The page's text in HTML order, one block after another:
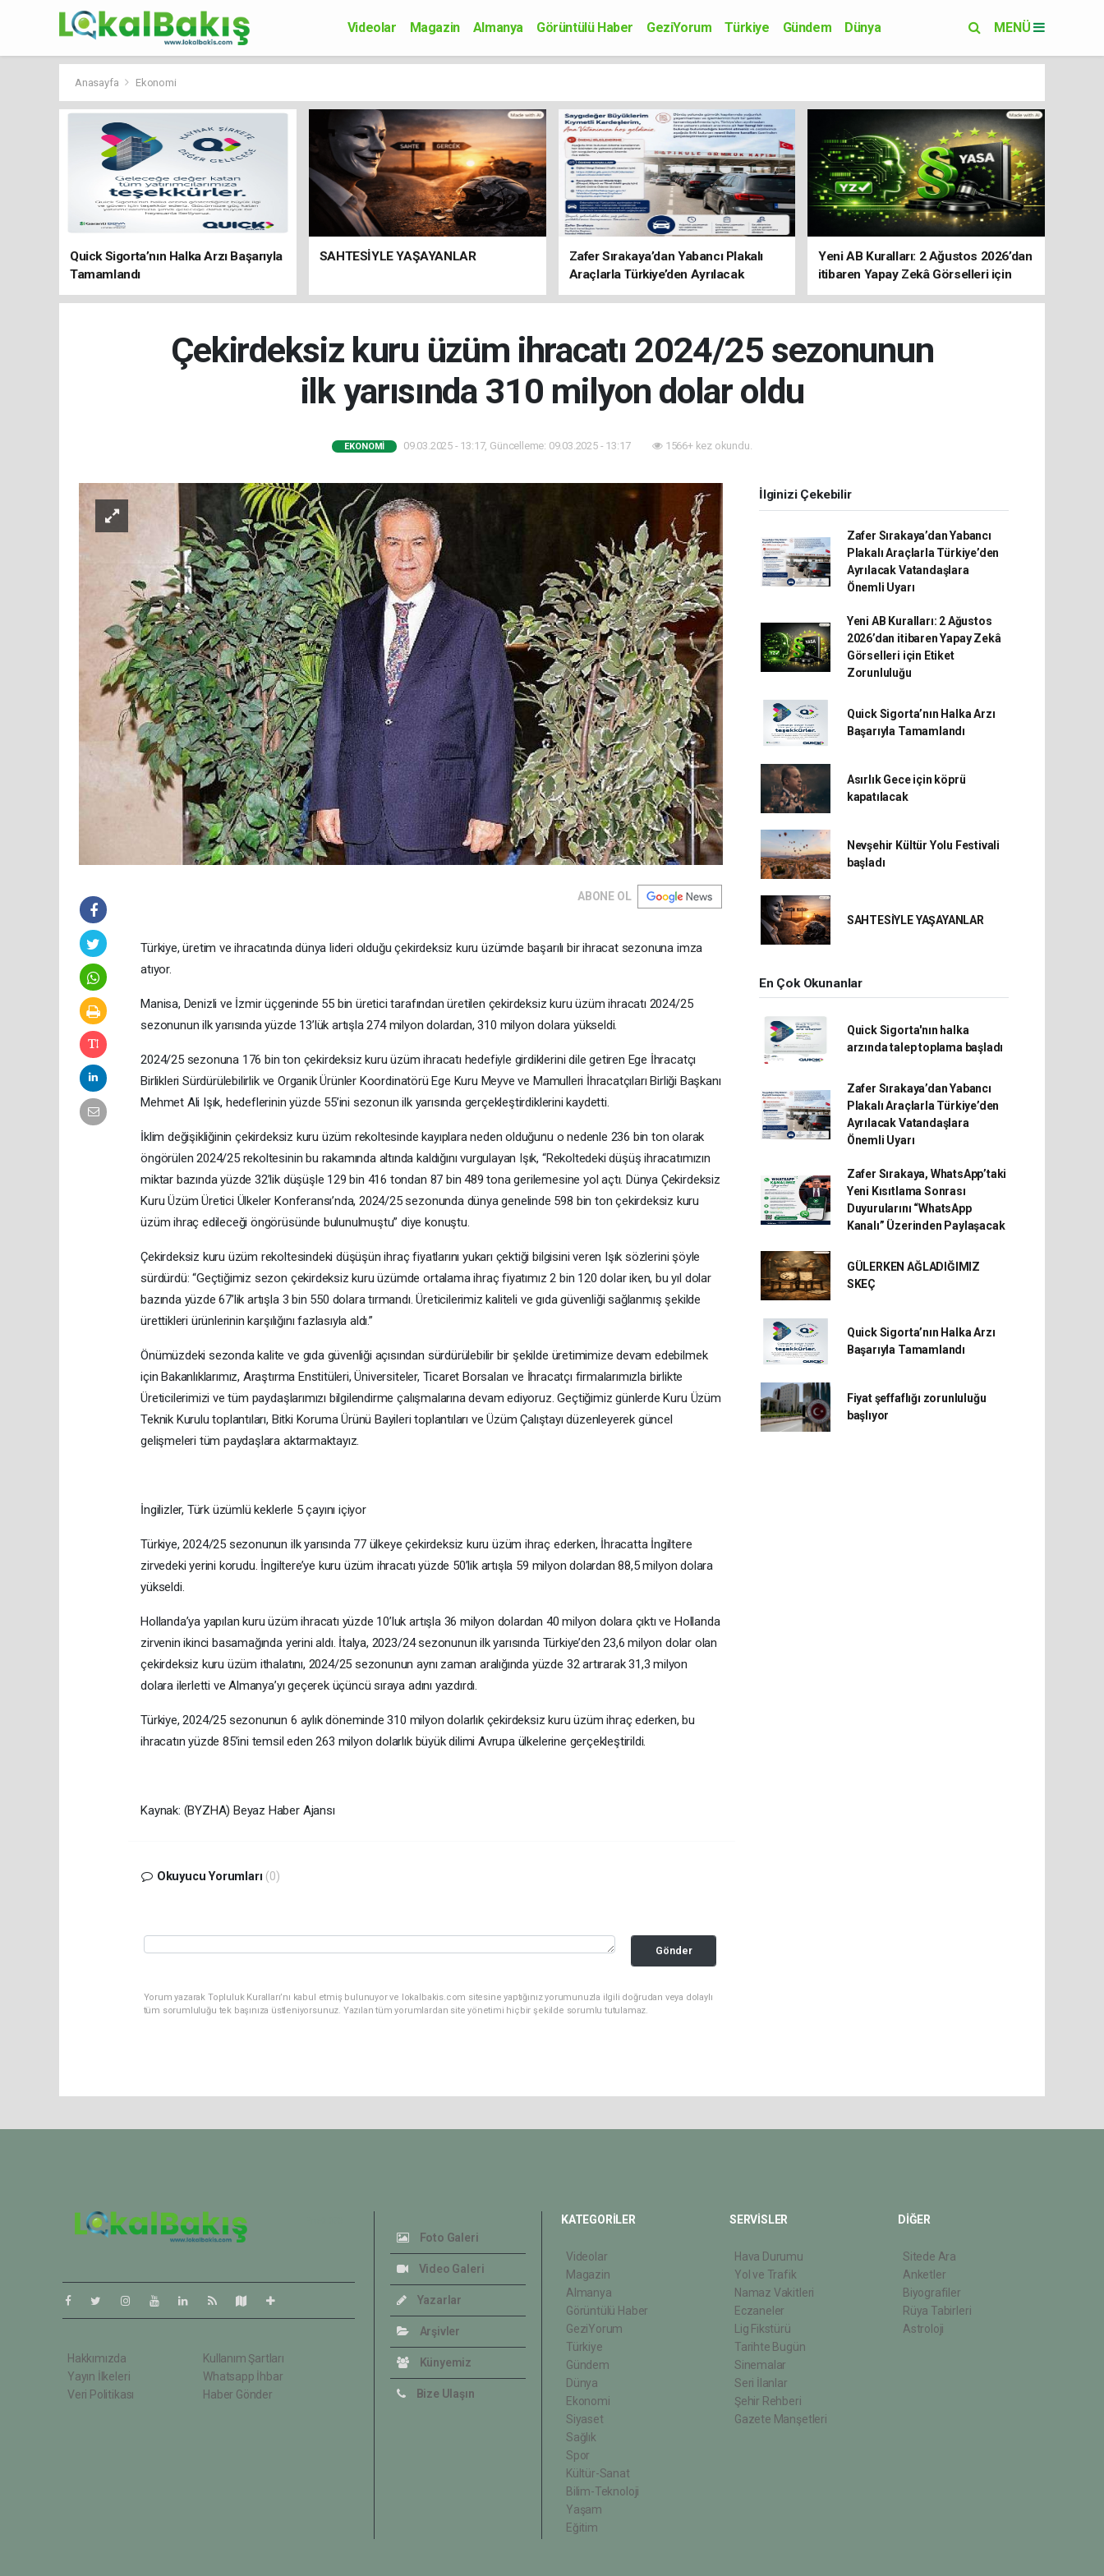
Videolar Magazin Almanya Görüntülü Haber GeziYorum Türkiye Gündem
Dünya
MENÜ
Anasayfa Ekonomi
Quick Sigorta’nın Halka Arzı Başarıyla
Tamamlandı
SAHTESİYLE YAŞAYANLAR
Zafer Sırakaya’dan Yabancı Plakalı
Araçlarla Türkiye’den Ayrılacak
Vatandaşlara Önemli Uyarı
Yeni AB Kuralları: 2 Ağustos 2026’dan
itibaren Yapay Zekâ Görselleri için
Etiket Zorunluluğu
Çekirdeksiz kuru üzüm ihracatı 2024/25 sezonunun
ilk yarısında 310 milyon dolar oldu
EKONOMI 09.03.2025 - 13:17, Güncelleme: 09.03.2025 - 13:17 1566+ kez okundu.
ABONE OL
Türkiye, üretim ve ihracatında dünya lideri olduğu çekirdeksiz kuru üzümde başarılı bir ihracat sezonuna imza
atıyor.
Manisa, Denizli ve İzmir üçgeninde 55 bin üretici tarafından üretilen çekirdeksiz kuru üzüm ihracatı 2024/25
sezonunun ilk yarısında yüzde 13’lük artışla 274 milyon dolardan, 310 milyon dolara yükseldi.
2024/25 sezonuna 176 bin ton çekirdeksiz kuru üzüm ihracatı hedefiyle girdiklerini dile getiren Ege İhracatçı
Birlikleri Sürdürülebilirlik ve Organik Ürünler Koordinatörü Ege Kuru Meyve ve Mamulleri İhracatçıları Birliği Başkanı
Mehmet Ali Işık, hedeflerinin yüzde 55’ini sezonun ilk yarısında gerçekleştirdiklerini kaydetti.
İklim değişikliğinin çekirdeksiz kuru üzüm rekoltesinde kayıplara neden olduğunu o nedenle 236 bin ton olarak
öngörülen 2024/25 rekoltesinin bu rakamında altında kaldığını vurgulayan Işık, “Rekoltedeki düşüş ihracatımızın
miktar bazında yüzde 32’lik düşüşle 129 bin 416 tondan 87 bin 489 tona gerilemesine yol açtı. Dünya Çekirdeksiz
Kuru Üzüm Üretici Ülkeler Konferansı’nda, 2024/25 sezonunda dünya genelinde 598 bin ton çekirdeksiz kuru
üzüm ihraç edileceği öngörüsünde bulunulmuştu” diye konuştu.
Çekirdeksiz kuru üzüm rekoltesindeki düşüşün ihraç fiyatlarını yukarı çektiği bilgisini veren Işık sözlerini şöyle
sürdürdü: “Geçtiğimiz sezon çekirdeksiz kuru üzümde ortalama ihraç fiyatımız 2 bin 120 dolar iken, bu yıl dolar
bazında yüzde 67’lik artışla 3 bin 550 dolara tırmandı. Üreticilerimiz kaliteli ve gıda güvenliği sağlanmış şekilde
ürettikleri ürünlerinin karşılığını fazlasıyla aldı.”
Önümüzdeki sezonda kalite ve gıda güvenliği açısından sürdürülebilir bir şekilde üretimimize devam edebilmek
için Bakanlıklarımız, Araştırma Enstitüleri, Üniversiteler, Ticaret Borsaları ve İhracatçı firmalarımızla birlikte
Üreticilerimizi ve tüm paydaşlarımızı bilgilendirme çalışmalarına devam ediyoruz. Geçtiğimiz günlerde Kuru Üzüm
Teknik Kurulu toplantıları, Bitki Koruma Ürünü Bayileri toplantıları ve Üzüm Çalıştayı düzenleyerek güncel
gelişmeleri tüm paydaşlara aktarmaktayız.
İngilizler, Türk üzümlü keklerle 5 çayını içiyor
Türkiye, 2024/25 sezonunun ilk yarısında 77 ülkeye çekirdeksiz kuru üzüm ihraç ederken, İhracatta İngiltere
zirvedeki yerini korudu. İngiltere’ye kuru üzüm ihracatı yüzde 50’lik artışla 59 milyon dolardan 88,5 milyon dolara
yükseldi.
Hollanda’ya yapılan kuru üzüm ihracatı yüzde 10’luk artışla 36 milyon dolardan 40 milyon dolara çıktı ve Hollanda
zirvenin ikinci basamağında yerini aldı. İtalya, 2023/24 sezonunun ilk yarısında Türkiye’den 23,6 milyon dolar olan
çekirdeksiz kuru üzüm ithalatını, 2024/25 sezonunun aynı zaman aralığında yüzde 32 artırarak 31,3 milyon
dolara ilerletti ve Almanya’yı geçerek üçüncü sıraya adını yazdırdı.
Türkiye, 2024/25 sezonunun 6 aylık döneminde 310 milyon dolarlık çekirdeksiz kuru üzüm ihraç ederken, bu
ihracatın yüzde 85’ini temsil eden 263 milyon dolarlık büyük dilimi Avrupa ülkelerine gerçekleştirildi.
Kaynak: (BYZHA) Beyaz Haber Ajansı
Okuyucu Yorumları (0)
Gönder
Yorum yazarak Topluluk Kuralları’nı kabul etmiş bulunuyor ve lokalbakis.com sitesine yaptığınız yorumunuzla ilgili doğrudan veya dolaylı
tüm sorumluluğu tek başınıza üstleniyorsunuz. Yazılan tüm yorumlardan site yönetimi hiçbir şekilde sorumlu tutulamaz.
İlginizi Çekebilir
Zafer Sırakaya’dan Yabancı
Plakalı Araçlarla Türkiye’den
Ayrılacak Vatandaşlara
Önemli Uyarı
Yeni AB Kuralları: 2 Ağustos
2026’dan itibaren Yapay Zekâ
Görselleri için Etiket
Zorunluluğu
Quick Sigorta’nın Halka Arzı
Başarıyla Tamamlandı
Asırlık Gece için köprü
kapatılacak
Nevşehir Kültür Yolu Festivali
başladı
SAHTESİYLE YAŞAYANLAR
En Çok Okunanlar
Quick Sigorta'nın halka
arzında talep toplama başladı
Zafer Sırakaya’dan Yabancı
Plakalı Araçlarla Türkiye’den
Ayrılacak Vatandaşlara
Önemli Uyarı
Zafer Sırakaya, WhatsApp’taki
Yeni Kısıtlama Sonrası
Duyurularını “WhatsApp
Kanalı” Üzerinden Paylaşacak
GÜLERKEN AĞLADIĞIMIZ
SKEÇ
Quick Sigorta’nın Halka Arzı
Başarıyla Tamamlandı
Fiyat şeffaflığı zorunluluğu
başlıyor
Hakkımızda
Yayın İlkeleri
Veri Politikası
Kullanım Şartları
Whatsapp İhbar
Haber Gönder
Foto Galeri
Video Galeri
Yazarlar
Arşivler
Künyemiz
Bize Ulaşın
KATEGORİLER
Videolar
Magazin
Almanya
Görüntülü Haber
GeziYorum
Türkiye
Gündem
Dünya
Ekonomi
Siyaset
Sağlık
Spor
Kültür-Sanat
Bilim-Teknoloji
Yaşam
Eğitim
SERVİSLER
Hava Durumu
Yol ve Trafik
Namaz Vakitleri
Eczaneler
Lig Fikstürü
Tarihte Bugün
Sinemalar
Seri İlanlar
Şehir Rehberi
Gazete Manşetleri
DİĞER
Sitede Ara
Anketler
Biyografiler
Rüya Tabirleri
Astroloji